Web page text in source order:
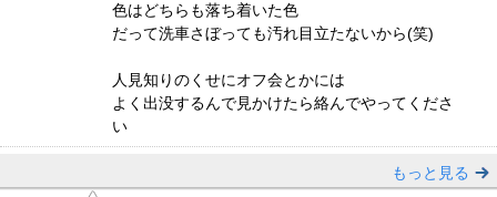
色はどちらも落ち着いた色
だって洗車さぼっても汚れ目立たないから(笑)
人見知りのくせにオフ会とかには
よく出没するんで見かけたら絡んでやってくださ
い
もっと見る